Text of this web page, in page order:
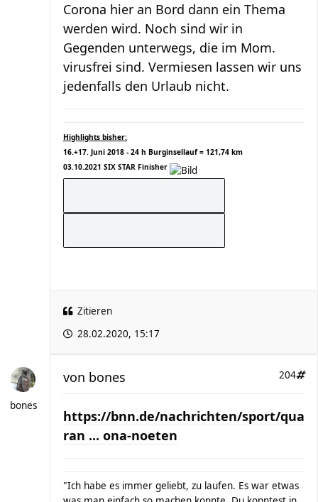
Corona hier an Bord dann ein Thema
werden wird. Noch sind wir in
Gegenden unterwegs, die im Mom.
virusfrei sind. Vermiesen lassen wir uns
jedenfalls den Urlaub nicht.
Highlights bisher:
16.+17. Juni 2018 - 24 h Burginsellauf = 121,74 km
03.10.2021 SIX STAR Finisher
Zitieren
28.02.2020, 15:17
bones
204
von bones
https://bnn.de/nachrichten/sport/qua
ran ... ona-noeten
"Ich habe es immer geliebt, zu laufen. Es war etwas